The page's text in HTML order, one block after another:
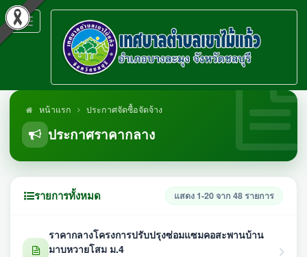
Toggle
navigation
หน้าแรก ประกาศจัดซื้อจัดจ้าง
ประกาศราคากลาง
รายการทั้งหมด แสดง 1-20 จาก 48 รายการ
ราคากลางโครงการปรับปรุงซ่อมแซมคอสะพานบ้าน
มาบหวายโสม ม.4